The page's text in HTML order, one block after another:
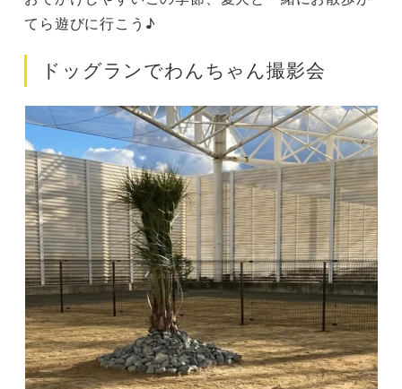
てら遊びに行こう♪
ドッグランでわんちゃん撮影会